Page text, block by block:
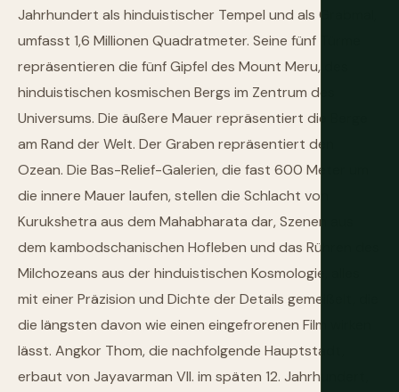
Jahrhundert als hinduistischer Tempel und als Grabmal,
umfasst 1,6 Millionen Quadratmeter. Seine fünf Türme
repräsentieren die fünf Gipfel des Mount Meru, des
hinduistischen kosmischen Bergs im Zentrum des
Universums. Die äußere Mauer repräsentiert die Berge
am Rand der Welt. Der Graben repräsentiert den
Ozean. Die Bas-Relief-Galerien, die fast 600 Meter um
die innere Mauer laufen, stellen die Schlacht von
Kurukshetra aus dem Mahabharata dar, Szenen aus
dem kambodschanischen Hofleben und das Rühren des
Milchozeans aus der hinduistischen Kosmologie, alles
mit einer Präzision und Dichte der Details gemeißelt, die
die längsten davon wie einen eingefrorenen Film wirken
lässt. Angkor Thom, die nachfolgende Hauptstadt,
erbaut von Jayavarman VII. im späten 12. Jahrhundert,